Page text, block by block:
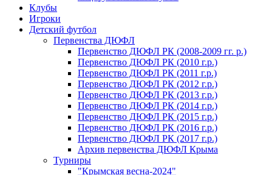
Клубы
Игроки
Детский футбол
Первенства ДЮФЛ
Первенство ДЮФЛ РК (2008-2009 гг. р.)
Первенство ДЮФЛ РК (2010 г.р.)
Первенство ДЮФЛ РК (2011 г.р.)
Первенство ДЮФЛ РК (2012 г.р.)
Первенство ДЮФЛ РК (2013 г.р.)
Первенство ДЮФЛ РК (2014 г.р.)
Первенство ДЮФЛ РК (2015 г.р.)
Первенство ДЮФЛ РК (2016 г.р.)
Первенство ДЮФЛ РК (2017 г.р.)
Архив первенства ДЮФЛ Крыма
Турниры
"Крымская весна-2024"